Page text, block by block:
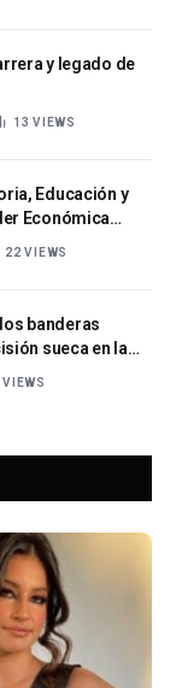
y legado de
13VIEWS
Educación y
Económica
22VIEWS
banderas
sueca en la
VIEWS